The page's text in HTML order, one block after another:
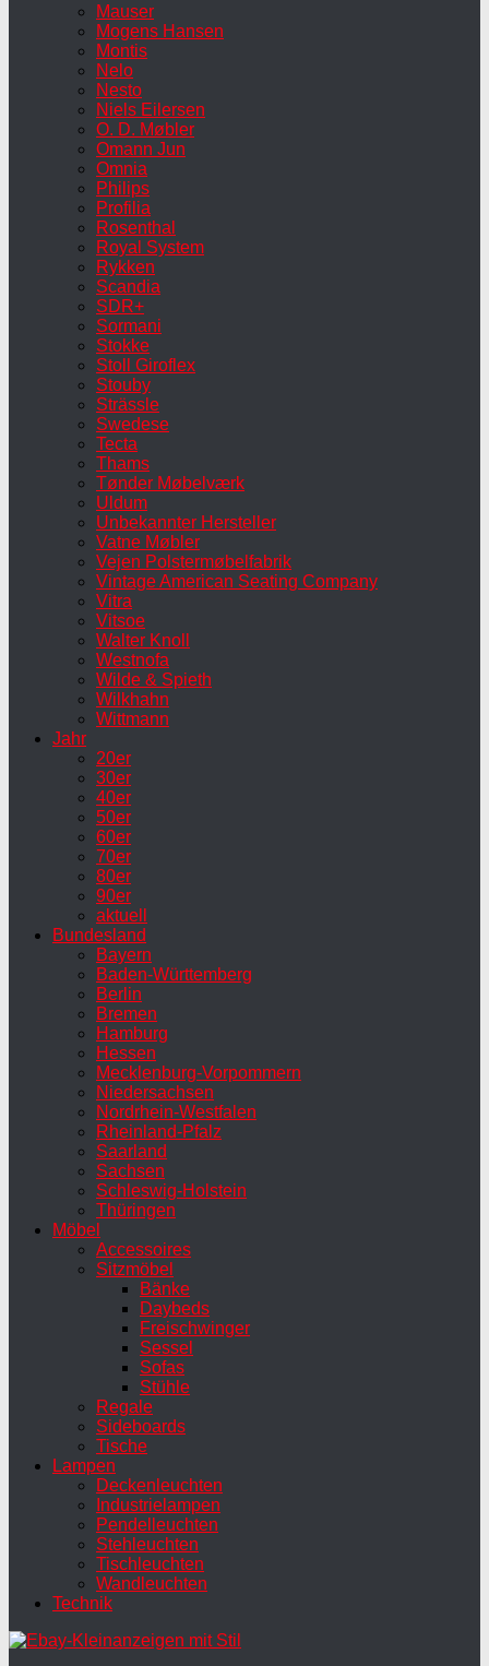
Mauser
Mogens Hansen
Montis
Nelo
Nesto
Niels Eilersen
O. D. Møbler
Omann Jun
Omnia
Philips
Profilia
Rosenthal
Royal System
Rykken
Scandia
SDR+
Sormani
Stokke
Stoll Giroflex
Stouby
Strässle
Swedese
Tecta
Thams
Tønder Møbelværk
Uldum
Unbekannter Hersteller
Vatne Møbler
Vejen Polstermøbelfabrik
Vintage American Seating Company
Vitra
Vitsoe
Walter Knoll
Westnofa
Wilde & Spieth
Wilkhahn
Wittmann
Jahr
20er
30er
40er
50er
60er
70er
80er
90er
aktuell
Bundesland
Bayern
Baden-Württemberg
Berlin
Bremen
Hamburg
Hessen
Mecklenburg-Vorpommern
Niedersachsen
Nordrhein-Westfalen
Rheinland-Pfalz
Saarland
Sachsen
Schleswig-Holstein
Thüringen
Möbel
Accessoires
Sitzmöbel
Bänke
Daybeds
Freischwinger
Sessel
Sofas
Stühle
Regale
Sideboards
Tische
Lampen
Deckenleuchten
Industrielampen
Pendelleuchten
Stehleuchten
Tischleuchten
Wandleuchten
Technik